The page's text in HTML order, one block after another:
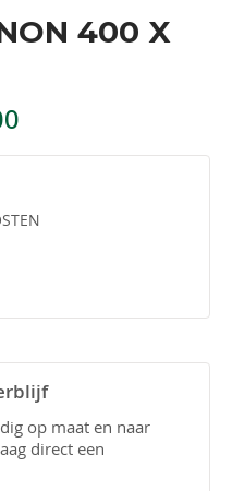
400 X
op maat en naar
direct een